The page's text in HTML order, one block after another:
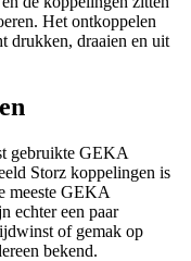
Het ontkoppelen
drukken, draaien en uit
gebruikte GEKA
Storz koppelingen is
meeste GEKA
echter een paar
of gemak op
bekend.